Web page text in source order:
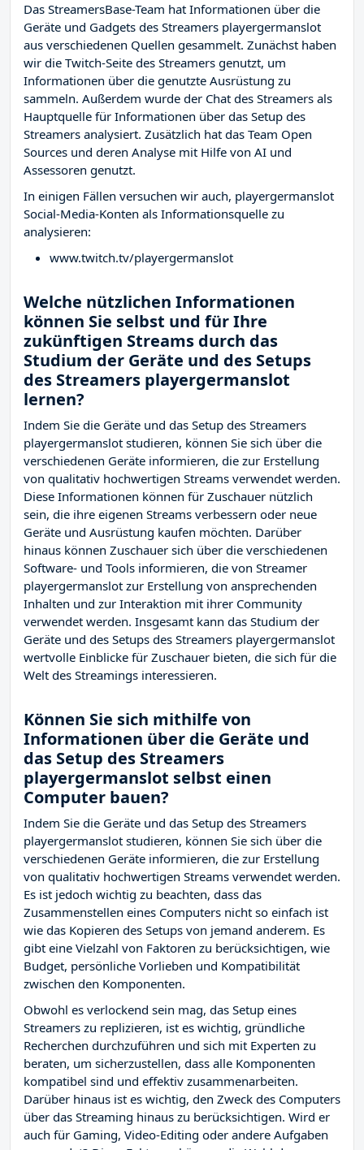
Das StreamersBase-Team hat Informationen über die
Geräte und Gadgets des Streamers playergermanslot
aus verschiedenen Quellen gesammelt. Zunächst haben
wir die Twitch-Seite des Streamers genutzt, um
Informationen über die genutzte Ausrüstung zu
sammeln. Außerdem wurde der Chat des Streamers als
Hauptquelle für Informationen über das Setup des
Streamers analysiert. Zusätzlich hat das Team Open
Sources und deren Analyse mit Hilfe von AI und
Assessoren genutzt.
In einigen Fällen versuchen wir auch, playergermanslot
Social-Media-Konten als Informationsquelle zu
analysieren:
www.twitch.tv/playergermanslot
Welche nützlichen Informationen
können Sie selbst und für Ihre
zukünftigen Streams durch das
Studium der Geräte und des Setups
des Streamers playergermanslot
lernen?
Indem Sie die Geräte und das Setup des Streamers
playergermanslot studieren, können Sie sich über die
verschiedenen Geräte informieren, die zur Erstellung
von qualitativ hochwertigen Streams verwendet werden.
Diese Informationen können für Zuschauer nützlich
sein, die ihre eigenen Streams verbessern oder neue
Geräte und Ausrüstung kaufen möchten. Darüber
hinaus können Zuschauer sich über die verschiedenen
Software- und Tools informieren, die von Streamer
playergermanslot zur Erstellung von ansprechenden
Inhalten und zur Interaktion mit ihrer Community
verwendet werden. Insgesamt kann das Studium der
Geräte und des Setups des Streamers playergermanslot
wertvolle Einblicke für Zuschauer bieten, die sich für die
Welt des Streamings interessieren.
Können Sie sich mithilfe von
Informationen über die Geräte und
das Setup des Streamers
playergermanslot selbst einen
Computer bauen?
Indem Sie die Geräte und das Setup des Streamers
playergermanslot studieren, können Sie sich über die
verschiedenen Geräte informieren, die zur Erstellung
von qualitativ hochwertigen Streams verwendet werden.
Es ist jedoch wichtig zu beachten, dass das
Zusammenstellen eines Computers nicht so einfach ist
wie das Kopieren des Setups von jemand anderem. Es
gibt eine Vielzahl von Faktoren zu berücksichtigen, wie
Budget, persönliche Vorlieben und Kompatibilität
zwischen den Komponenten.
Obwohl es verlockend sein mag, das Setup eines
Streamers zu replizieren, ist es wichtig, gründliche
Recherchen durchzuführen und sich mit Experten zu
beraten, um sicherzustellen, dass alle Komponenten
kompatibel sind und effektiv zusammenarbeiten.
Darüber hinaus ist es wichtig, den Zweck des Computers
über das Streaming hinaus zu berücksichtigen. Wird er
auch für Gaming, Video-Editing oder andere Aufgaben